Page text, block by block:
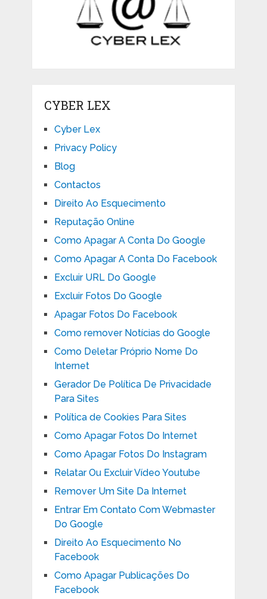
CYBER LEX
Cyber Lex
Privacy Policy
Blog
Contactos
Direito Ao Esquecimento
Reputação Online
Como Apagar A Conta Do Google
Como Apagar A Conta Do Facebook
Excluir URL Do Google
Excluir Fotos Do Google
Apagar Fotos Do Facebook
Como remover Notícias do Google
Como Deletar Próprio Nome Do
Internet
Gerador De Política De Privacidade
Para Sites
Política de Cookies Para Sites
Como Apagar Fotos Do Internet
Como Apagar Fotos Do Instagram
Relatar Ou Excluir Vídeo Youtube
Remover Um Site Da Internet
Entrar Em Contato Com Webmaster
Do Google
Direito Ao Esquecimento No
Facebook
Como Apagar Publicações Do
Facebook